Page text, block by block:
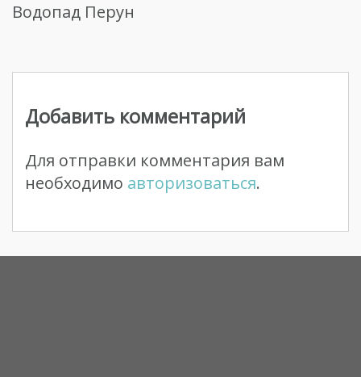
Водопад Перун
Навигация
записям
Добавить комментарий
Для отправки комментария вам
необходимо авторизоваться.